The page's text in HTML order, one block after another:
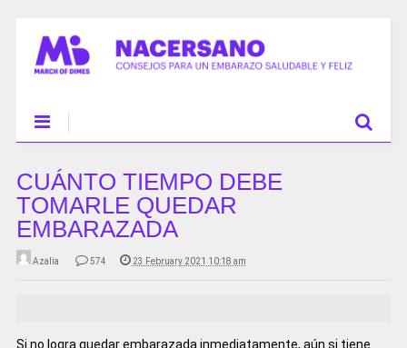
CUÁNTO TIEMPO DEBE
TOMARLE QUEDAR
EMBARAZADA
Azalia 574 23 February 2021 10:18 am
Si no logra quedar embarazada inmediatamente, aún si tiene